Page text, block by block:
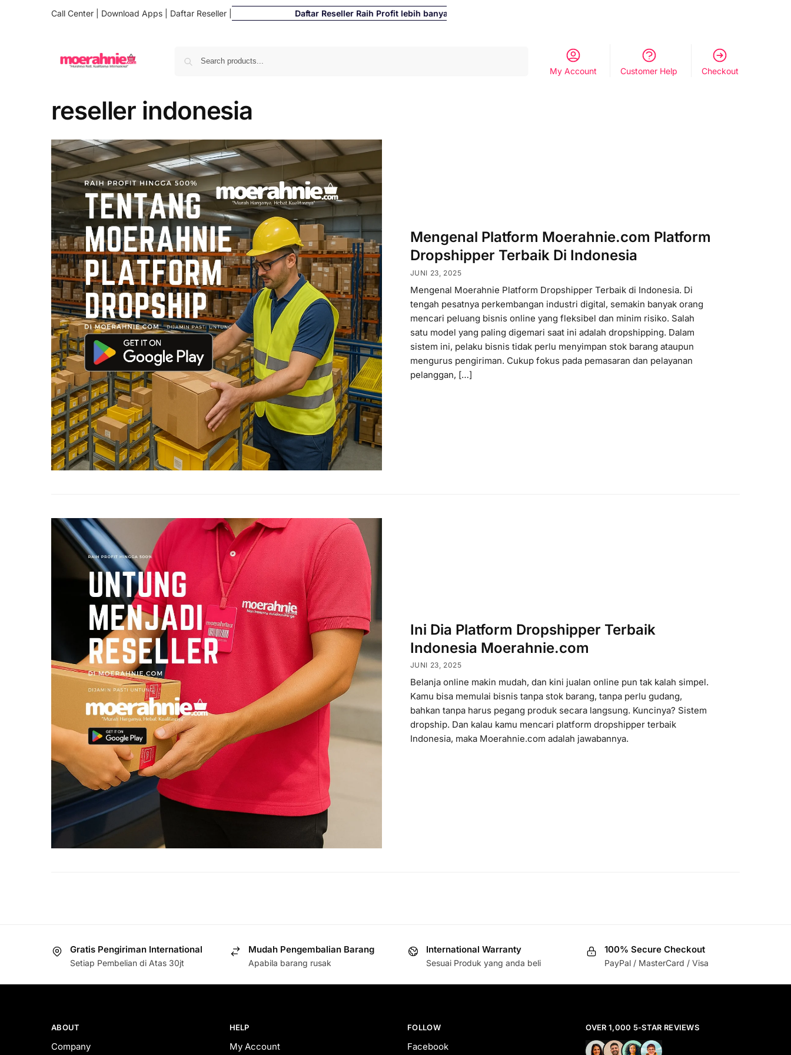
Call Center Download Apps Daftar Reseller Daftar Reseller Raih Profit lebih banyak hingga 500%
My Account Customer Help Checkout
reseller indonesia
Mengenal Platform Moerahnie.com Platform
Dropshipper Terbaik Di Indonesia
JUNI 23, 2025
Mengenal Moerahnie Platform Dropshipper Terbaik di Indonesia. Di
tengah pesatnya perkembangan industri digital, semakin banyak orang
mencari peluang bisnis online yang fleksibel dan minim risiko. Salah
satu model yang paling digemari saat ini adalah dropshipping. Dalam
sistem ini, pelaku bisnis tidak perlu menyimpan stok barang ataupun
mengurus pengiriman. Cukup fokus pada pemasaran dan pelayanan
pelanggan, […]
Ini Dia Platform Dropshipper Terbaik
Indonesia Moerahnie.com
JUNI 23, 2025
Belanja online makin mudah, dan kini jualan online pun tak kalah simpel.
Kamu bisa memulai bisnis tanpa stok barang, tanpa perlu gudang,
bahkan tanpa harus pegang produk secara langsung. Kuncinya? Sistem
dropship. Dan kalau kamu mencari platform dropshipper terbaik
Indonesia, maka Moerahnie.com adalah jawabannya.
Gratis Pengiriman International
Setiap Pembelian di Atas 30jt
Mudah Pengembalian Barang
Apabila barang rusak
International Warranty
Sesuai Produk yang anda beli
100% Secure Checkout
PayPal / MasterCard / Visa
ABOUT
Company
HELP
My Account
FOLLOW
Facebook
OVER 1,000 5-STAR REVIEWS